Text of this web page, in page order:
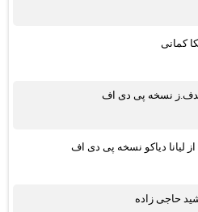
کمانی
صدف.ز نسخه پی دی اف
لیانا دیاکو نسخه پی دی اف
حاجی زاده